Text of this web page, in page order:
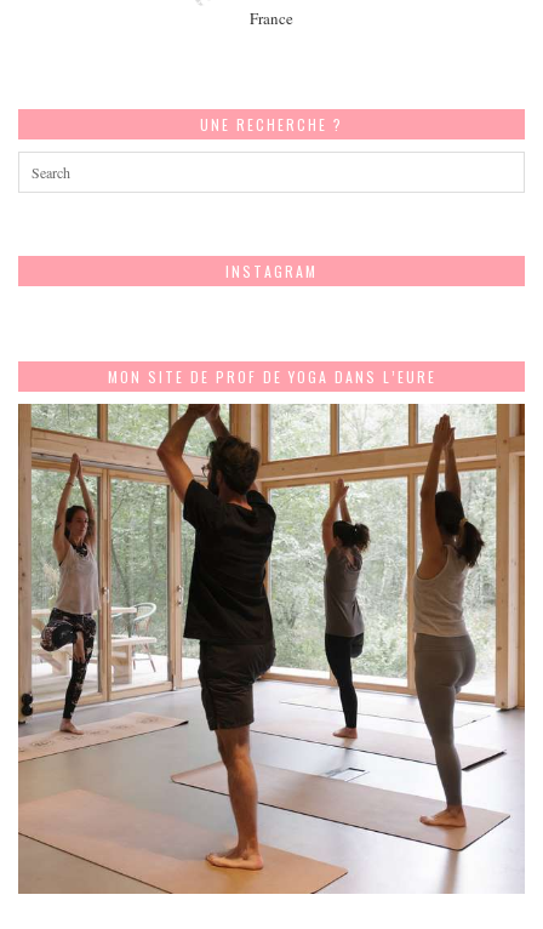
France
UNE RECHERCHE ?
INSTAGRAM
MON SITE DE PROF DE YOGA DANS L’EURE